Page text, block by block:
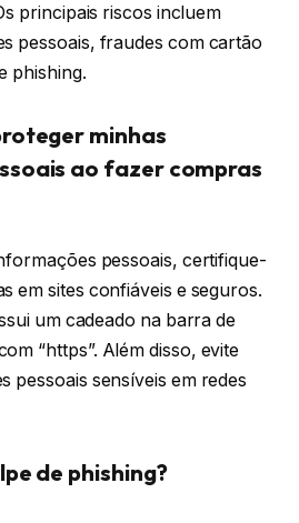
principais riscos incluem
pessoais, fraudes com cartão
phishing.
minhas
ao fazer compras
pessoais, certifique-
em sites confiáveis e seguros.
um cadeado na barra de
“https”. Além disso, evite
pessoais sensíveis em redes
de phishing?